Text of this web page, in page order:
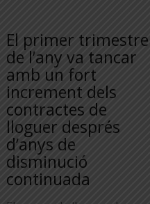
El primer trimestre
de l’any va tancar
amb un fort
increment dels
contractes de
lloguer després
d’anys de
disminució
continuada